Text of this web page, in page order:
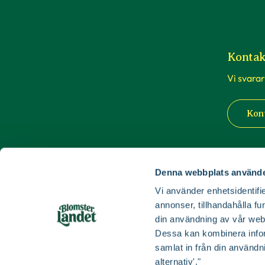
Denna webbplats
Vi använder
annonser, tillhandahålla
din användning av vår
Dessa kan kombinera
samlat in från din
alternativ'."
Vi
Våra
Du är
butiker i
till Luleå